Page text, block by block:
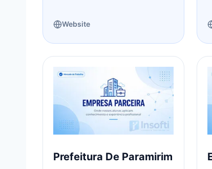
Website
Prefeitura De Paramirim